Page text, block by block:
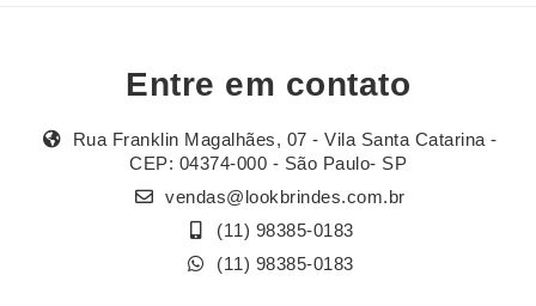
Entre em contato
Rua Franklin Magalhães, 07 - Vila Santa Catarina -
CEP: 04374-000 - São Paulo- SP
vendas@lookbrindes.com.br
(11) 98385-0183
(11) 98385-0183